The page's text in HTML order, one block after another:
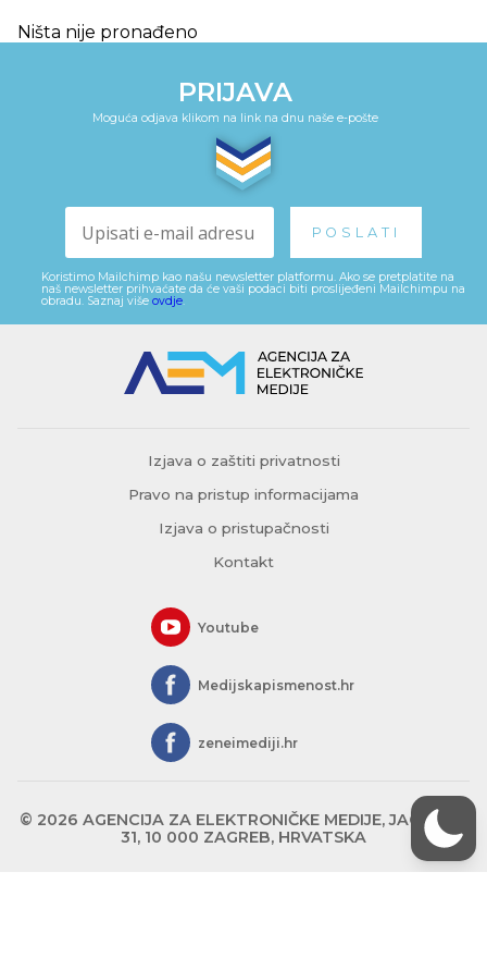
Ništa nije pronađeno
PRIJAVA
Moguća odjava klikom na link na dnu naše e-pošte
Koristimo Mailchimp kao našu newsletter platformu. Ako se pretplatite na
naš newsletter prihvaćate da će vaši podaci biti proslijeđeni Mailchimpu na
obradu. Saznaj više ovdje.
Izjava o zaštiti privatnosti
Pravo na pristup informacijama
Izjava o pristupačnosti
Kontakt
Youtube
Medijskapismenost.hr
zeneimediji.hr
© 2026 AGENCIJA ZA ELEKTRONIČKE MEDIJE, JAGIĆEVA
31, 10 000 ZAGREB, HRVATSKA